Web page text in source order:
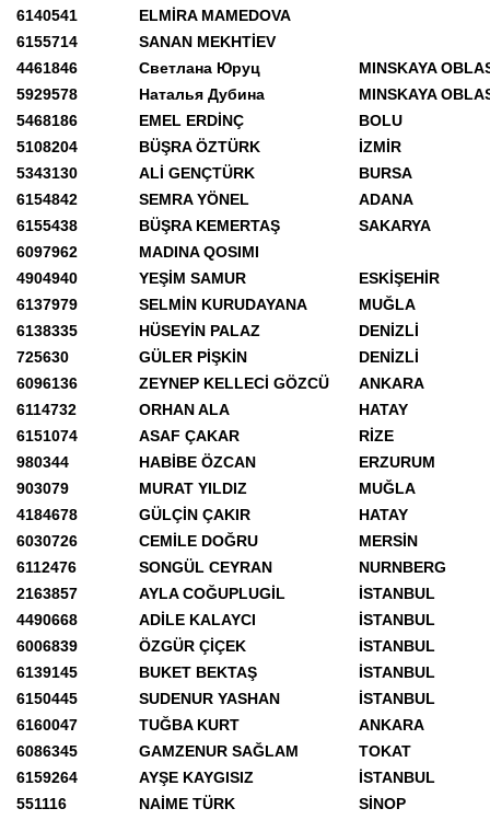
6140541
ELMİRA MAMEDOVA
6155714
SANAN MEKHTİEV
4461846
Светлана Юруц
MINSKAYA
5929578
Наталья Дубина
MINSKAYA
5468186
EMEL ERDİNÇ
BOLU
5108204
BÜŞRA ÖZTÜRK
İZMİR
5343130
ALİ GENÇTÜRK
BURSA
6154842
SEMRA YÖNEL
ADANA
6155438
BÜŞRA KEMERTAŞ
SAKARYA
6097962
MADINA QOSIMI
4904940
YEŞİM SAMUR
ESKİŞEHİR
6137979
SELMİN KURUDAYANA
MUĞLA
6138335
HÜSEYİN PALAZ
DENİZLİ
725630
GÜLER PİŞKİN
DENİZLİ
6096136
ZEYNEP KELLECİ GÖZCÜ
ANKARA
6114732
ORHAN ALA
HATAY
6151074
ASAF ÇAKAR
RİZE
980344
HABİBE ÖZCAN
ERZURUM
903079
MURAT YILDIZ
MUĞLA
4184678
GÜLÇİN ÇAKIR
HATAY
6030726
CEMİLE DOĞRU
MERSİN
6112476
SONGÜL CEYRAN
NURNBERG
2163857
AYLA COĞUPLUGİL
İSTANBUL
4490668
ADİLE KALAYCI
İSTANBUL
6006839
ÖZGÜR ÇİÇEK
İSTANBUL
6139145
BUKET BEKTAŞ
İSTANBUL
6150445
SUDENUR YASHAN
İSTANBUL
6160047
TUĞBA KURT
ANKARA
6086345
GAMZENUR SAĞLAM
TOKAT
6159264
AYŞE KAYGISIZ
İSTANBUL
551116
NAİME TÜRK
SİNOP